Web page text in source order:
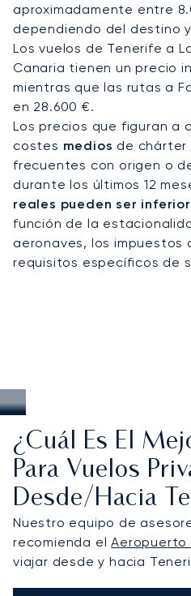
Con dos décadas de
primer bróker de aviación
recibir la certificación
rigurosos estándares de
de su servicio. En
garantiza conexiones a
villas, llegadas discretas
Carnaval de Santa Cruz y
eficientes por todo el
aproximadamente entre
dependiendo del destino
Los vuelos de Tenerife a
Canaria tienen un precio
mientras que las rutas a
en 28.600 €.
Los precios que figuran a
costes medios de chárter
frecuentes con origen o
durante los últimos 12
reales pueden ser
función de la
aeronaves, los impuestos
requisitos específicos de
¿Cuál Es El
Para Vuelos
Desde/hacia
Nuestro equipo de
recomienda elAeropuerto
viajar desde y hacia